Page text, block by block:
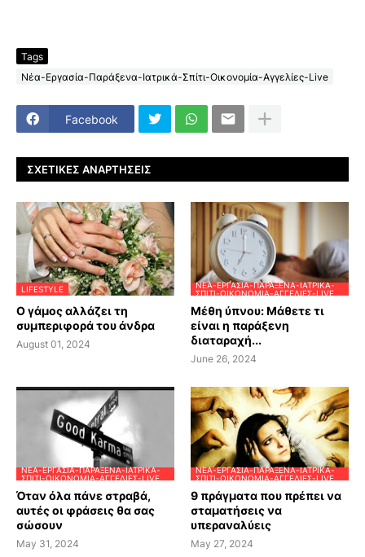
Tags
Νέα-Εργασία-Παράξενα-Ιατρικά-Σπίτι-Οικονομία-Αγγελίες-Live
Facebook
ΣΧΕΤΙΚΈΣ ΑΝΑΡΤΉΣΕΙΣ
LIFESTYLE
Ο γάμος αλλάζει τη
συμπεριφορά του άνδρα
August 01, 2024
ΝΈΑ-ΕΡΓΑΣΊΑ-ΠΑΡΆΞΕΝΑ-ΙΑΤΡΙΚΆ-
ΣΠΊΤΙ-ΟΙΚΟΝΟΜΊΑ-ΑΓΓΕΛΊΕΣ-LIVE
Μέθη ύπνου: Μάθετε τι
είναι η παράξενη
διαταραχή...
June 26, 2024
ΝΈΑ-ΕΡΓΑΣΊΑ-ΠΑΡΆΞΕΝΑ-ΙΑΤΡΙΚΆ-
ΣΠΊΤΙ-ΟΙΚΟΝΟΜΊΑ-ΑΓΓΕΛΊΕΣ-LIVE
Όταν όλα πάνε στραβά,
αυτές οι φράσεις θα σας
σώσουν
May 31, 2024
ΝΈΑ-ΕΡΓΑΣΊΑ-ΠΑΡΆΞΕΝΑ-ΙΑΤΡΙΚΆ-
ΣΠΊΤΙ-ΟΙΚΟΝΟΜΊΑ-ΑΓΓΕΛΊΕΣ-LIVE
9 πράγματα που πρέπει να
σταματήσεις να
υπεραναλύεις
May 27, 2024